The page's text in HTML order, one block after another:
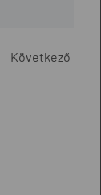
Következő